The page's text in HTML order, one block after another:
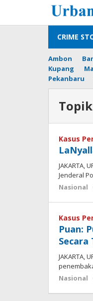
konten
CRIME
Ambon
Kupang
Pekanbaru
Kasus
JAKARTA,
Jenderal
Nasional
Kasus
Puan:
Secara
JAKARTA,
Nasional